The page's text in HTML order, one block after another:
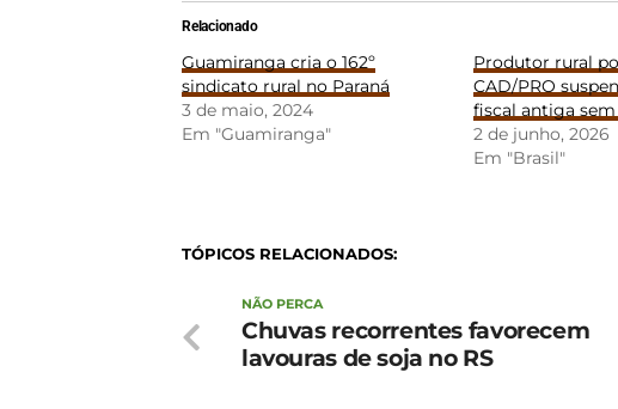
Relacionado
Guamiranga cria o 162º
sindicato rural no Paraná
3 de maio, 2024
Em "Guamiranga"
Produtor rural
CAD/PRO
fiscal antiga sem
2 de junho, 2026
Em "Brasil"
TÓPICOS RELACIONADOS:
NÃO PERCA
Chuvas recorrentes favorecem
lavouras de soja no RS